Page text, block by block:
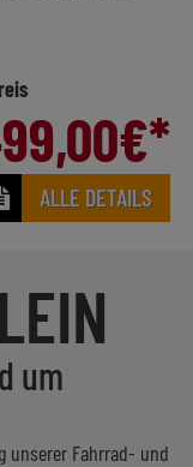
€*
ALLE DETAILS
um
unserer Fahrrad- und